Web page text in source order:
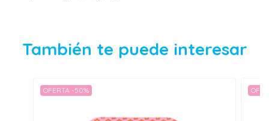
También te puede interesar
OFERTA -50%